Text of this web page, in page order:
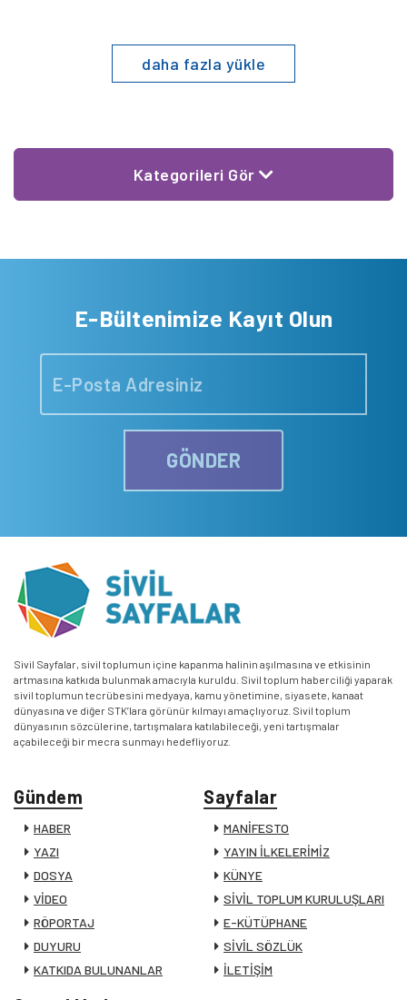
daha fazla yükle
Kategorileri Gör
E-Bültenimize Kayıt Olun
GÖNDER
Sivil Sayfalar, sivil toplumun içine kapanma halinin aşılmasına ve etkisinin
artmasına katkıda bulunmak amacıyla kuruldu. Sivil toplum haberciliği yaparak
sivil toplumun tecrübesini medyaya, kamu yönetimine, siyasete, kanaat
dünyasına ve diğer STK’lara görünür kılmayı amaçlıyoruz. Sivil toplum
dünyasının sözcülerine, tartışmalara katılabileceği, yeni tartışmalar
açabileceği bir mecra sunmayı hedefliyoruz.
Gündem
HABER
YAZI
DOSYA
VİDEO
RÖPORTAJ
DUYURU
KATKIDA BULUNANLAR
Sayfalar
MANİFESTO
YAYIN İLKELERİMİZ
KÜNYE
SİVİL TOPLUM KURULUŞLARI
E-KÜTÜPHANE
SİVİL SÖZLÜK
İLETİŞİM